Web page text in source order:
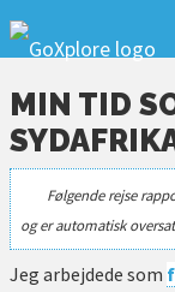
MIN TID
Følgende rejse
og er automatisk
Jeg arbejdede som